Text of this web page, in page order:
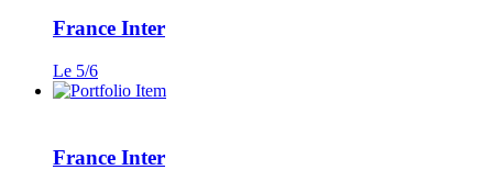
France Inter
Le 5/6
France Inter